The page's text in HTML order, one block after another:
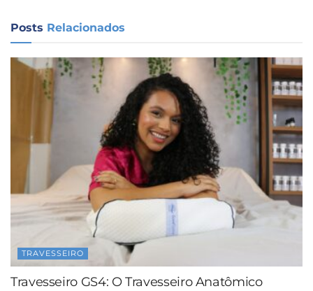
Posts Relacionados
TRAVESSEIRO
Travesseiro GS4: O Travesseiro Anatômico